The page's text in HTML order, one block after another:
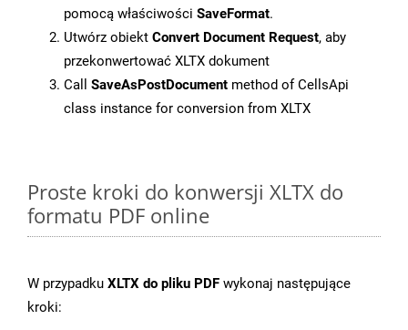
pomocą właściwości SaveFormat.
Utwórz obiekt Convert Document Request, aby
przekonwertować XLTX dokument
Call SaveAsPostDocument method of CellsApi
class instance for conversion from XLTX
Proste kroki do konwersji XLTX do
formatu PDF online
W przypadku XLTX do pliku PDF wykonaj następujące
kroki: